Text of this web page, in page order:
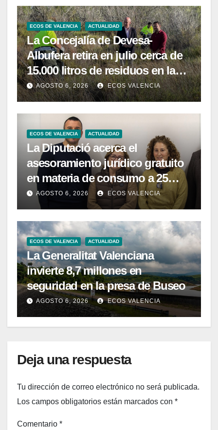
ECOS DE VALENCIA ACTUALIDAD
La Concejalía de Devesa-
Albufera retira en julio cerca de
15.000 litros de residuos en la
Devesa
AGOSTO 6, 2026 ECOS VALENCIA
ECOS DE VALENCIA ACTUALIDAD
La Diputació acerca el
asesoramiento jurídico gratuito
en materia de consumo a 25
municipios rurales de la
provincia
AGOSTO 6, 2026 ECOS VALENCIA
ECOS DE VALENCIA ACTUALIDAD
La Generalitat Valenciana
invierte 8,7 millones en
seguridad en la presa de Buseo
AGOSTO 6, 2026 ECOS VALENCIA
Deja una respuesta
Tu dirección de correo electrónico no será publicada.
Los campos obligatorios están marcados con *
Comentario *